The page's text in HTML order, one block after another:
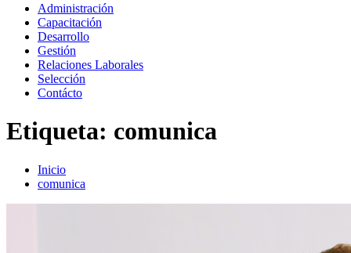
Menú
principal
Administración
Capacitación
Desarrollo
Gestión
Relaciones Laborales
Selección
Contácto
Etiqueta: comunica
Inicio
comunica